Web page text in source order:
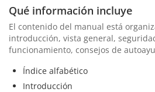
Qué información incluye
El contenido del manual está
introducción, vista general,
funcionamiento, consejos de
Índice alfabético
Introducción